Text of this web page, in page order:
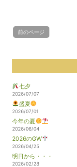
前のページ
七夕
2026/07/07
盛夏
2026/07/01
今年の夏
2026/06/04
2026のGW
2026/04/25
明日から・・・
2026/02/28